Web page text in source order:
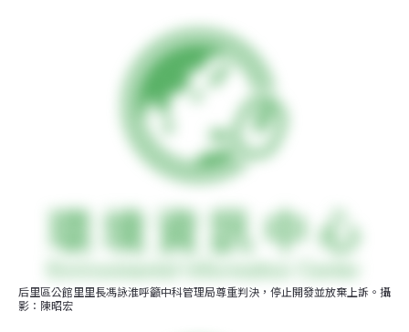
后里區公館里里長馮詠淮呼籲中科管理局尊重判決，停止開發並放棄上訴。攝
影：陳昭宏